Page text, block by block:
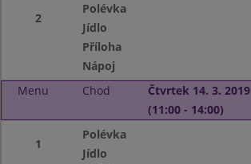
2
Polévka
Jídlo
Příloha
Nápoj
Menu
Chod
Čtvrtek 14. 3. 2019
(11:00 - 14:00)
1
Polévka
Jídlo